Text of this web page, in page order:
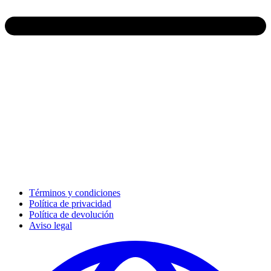
Términos y condiciones
Política de privacidad
Política de devolución
Aviso legal